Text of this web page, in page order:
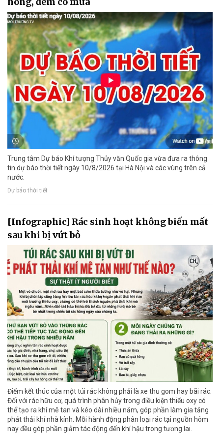
Trung tâm Dự báo Khí tượng Thủy văn Quốc gia vừa đưa ra thông
tin dự báo thời tiết ngày 10/8/2026 tại Hà Nội và các vùng trên cả
nước.
Dự báo thời tiết
[Infographic] Rác sinh hoạt không biến mất
sau khi bị vứt bỏ
Điểm kết thúc của một túi rác không phải là xe thu gom hay bãi rác.
Đối với rác hữu cơ, quá trình phân hủy trong điều kiện thiếu oxy có
thể tạo ra khí mê tan và kéo dài nhiều năm, góp phần làm gia tăng
phát thải khí nhà kính. Mỗi hành động phân loại rác tại nguồn hôm
nay đều góp phần giảm tác động đến khí hậu trong tương lai.